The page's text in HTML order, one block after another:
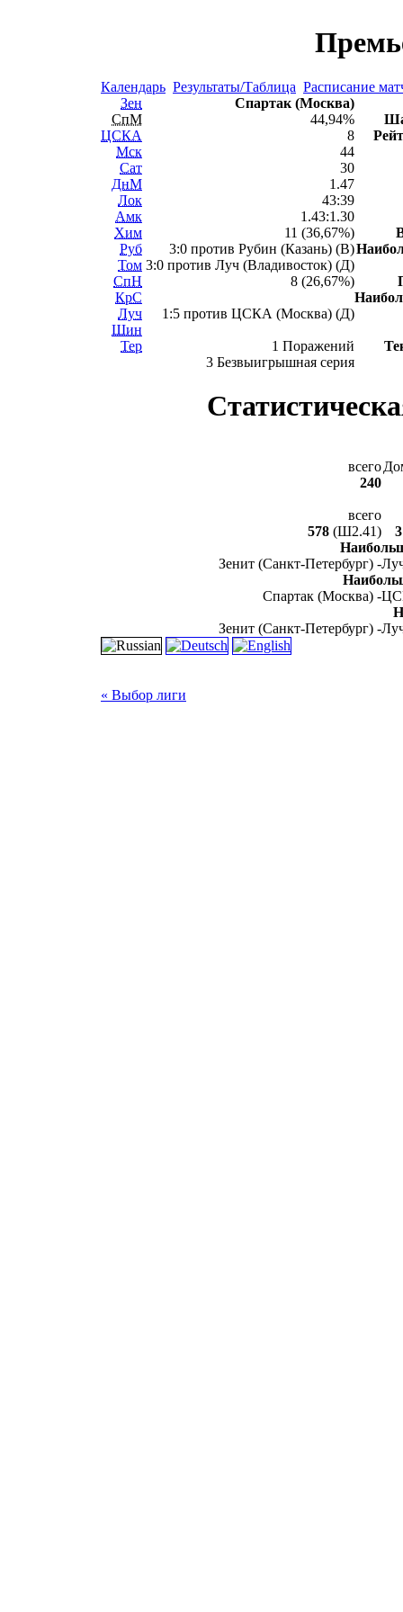
Календарь Результаты/Таблица Расписание
Зен
СпМ
ЦСКА
Мск
Сат
ДнМ
Лок
Амк
Хим
Руб
Том
СпН
КрС
Луч
Шин
Тер
Спартак (Москва)
44,94%
8
44
30
1.47
43:39
1.43:1.30
11 (36,67%)
3:0 против Рубин (Казань) (В)
3:0 против Луч (Владивосток) (Д)
8 (26,67%)
1:5 против ЦСКА (Москва) (Д)
1 Поражений
3 Безвыигрышная серия
всего
240
всего
578(Ш2.41)
Зенит (Санкт-Петербург) -
Спартак (Москва) -
Зенит (Санкт-Петербург) -
« Выбор лиги